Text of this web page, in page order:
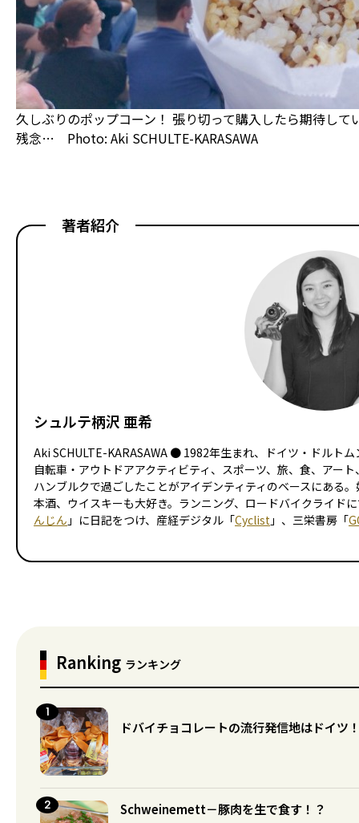
久しぶりのポップコーン！ 張り切って購入したら期待し
残念… Photo: Aki SCHULTE-KARASAWA
著者紹介
シュルテ柄沢 亜希
Aki SCHULTE-KARASAWA ● 1982年生まれ、ドイツ・ドルト
自転車・アウトドアアクティビティ、スポーツ、旅、食、アー
ハンブルクで過ごしたことがアイデンティティのベースにある。
本酒、ウイスキーも大好き。ランニング、ロードバイクライド
んじん 」に日記をつけ、産経デジタル「Cyclist 」、三栄書房「
Ranking ランキング
ドバイチョコレートの流行発信地はドイツ
Schweinemett－豚肉を生で食す！？